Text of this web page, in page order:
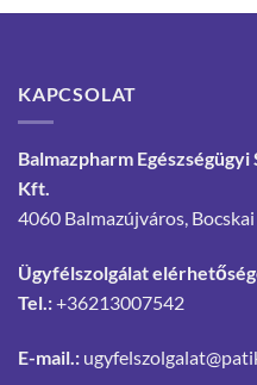
KAPCSOLAT
Balmazpharm
Kft.
4060 Balmazújváros,
Ügyfélszolgálat
Tel.:+36213007542
E-mail.: